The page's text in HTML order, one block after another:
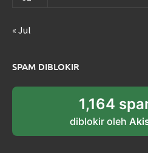
« Jul
SPAM DIBLOKIR
1,164
diblokir oleh